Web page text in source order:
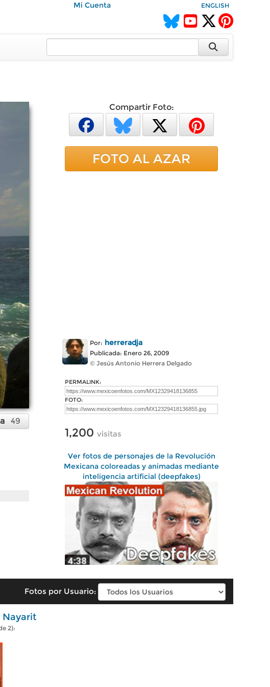
Mi Cuenta ENGLISH
49
Compartir Foto:
FOTO AL AZAR
Por: herreradja
Publicada: Enero 26, 2009
© Jesús Antonio Herrera Delgado
PERMALINK:
FOTO:
1,200 visitas
Ver fotos de personajes de la Revolución
Mexicana coloreadas y animadas mediante
inteligencia artificial (deepfakes)
Fotos por Usuario:
Nayarit
2):